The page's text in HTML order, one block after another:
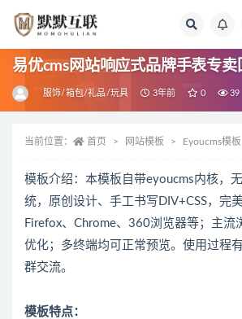
易优cms网站响应式品牌手表专卖
服饰/箱包/礼品/玩具 3年前 0 39
当前位置： 首页 网站模板 Eyoucms模板
模板介绍：本模板自带eyoucms内核，
统，原创设计、手工书写DIV+CSS，完
Firefox、Chrome、360浏览器等；主流
优化；多终端均可正常预览。使用过程
群交流。
模板特点：